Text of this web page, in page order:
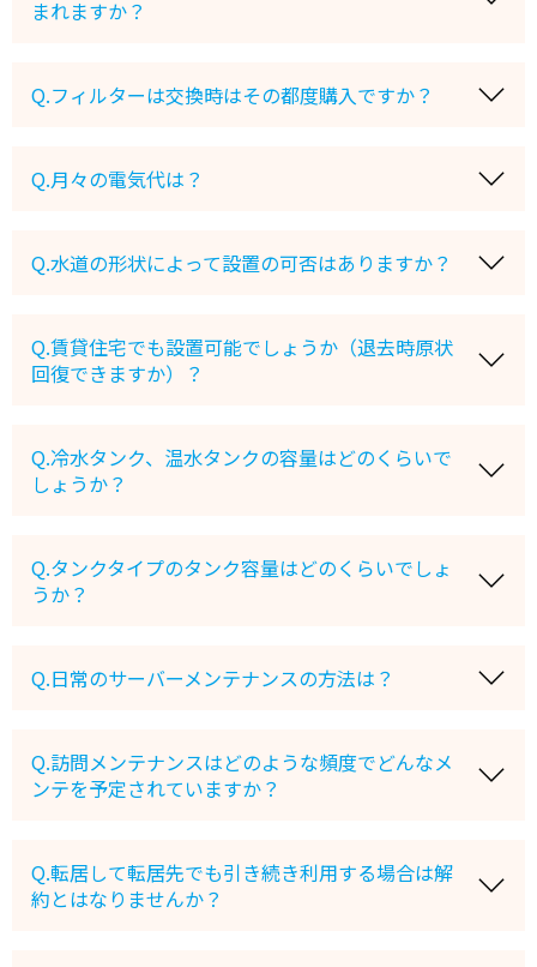
まれますか？
Q.フィルターは交換時はその都度購入ですか？
Q.月々の電気代は？
Q.水道の形状によって設置の可否はありますか？
Q.賃貸住宅でも設置可能でしょうか（退去時原状
回復できますか）？
Q.冷水タンク、温水タンクの容量はどのくらいで
しょうか？
Q.タンクタイプのタンク容量はどのくらいでしょ
うか？
Q.日常のサーバーメンテナンスの方法は？
Q.訪問メンテナンスはどのような頻度でどんなメ
ンテを予定されていますか？
Q.転居して転居先でも引き続き利用する場合は解
約とはなりませんか？